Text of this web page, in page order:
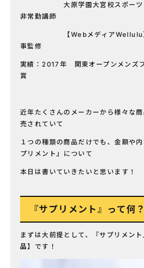
大原学園大宮校スポーツト
非常勤講師
【WebメディアWellulu】
事監修
実績：2017年 関東オープンメンズ
賞
近年たくさんのメーカーから様々な
売されていて
１つの種類の商品だけでも、金額や
プリメント』について
本日は書いていきたいと思います！
『サプリメント』って何？
まずは大前提として、『サプリメン
品】です！